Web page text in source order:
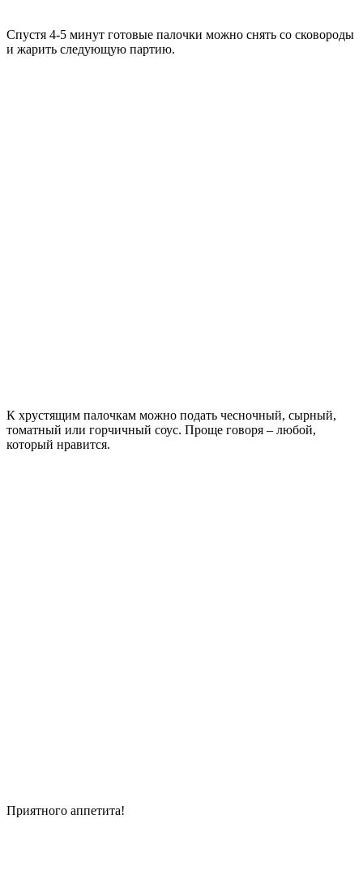
Спустя 4-5 минут готовые палочки можно снять со сковороды
и жарить следующую партию.
К хрустящим палочкам можно подать чесночный, сырный,
томатный или горчичный соус. Проще говоря – любой,
который нравится.
Приятного аппетита!